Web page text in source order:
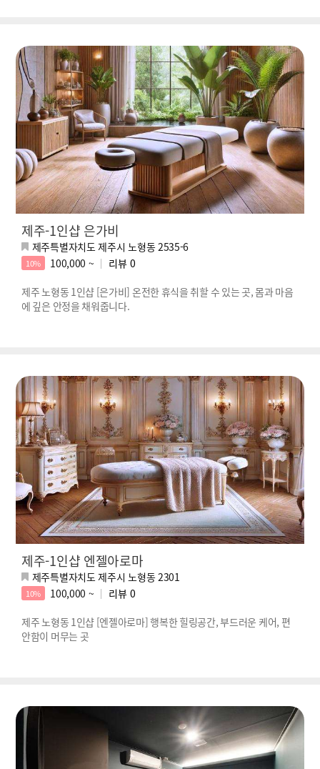
제주-1인샵 은가비
제주특별자치도 제주시 노형동 2535-6
10% 100,000 ~ 리뷰 0
제주 노형동 1인샵 [은가비] 온전한 휴식을 취할 수 있는 곳, 몸과 마음
에 깊은 안정을 채워줍니다.
제주-1인샵 엔젤아로마
제주특별자치도 제주시 노형동 2301
10% 100,000 ~ 리뷰 0
제주 노형동 1인샵 [엔젤아로마] 행복한 힐링공간, 부드러운 케어, 편
안함이 머무는 곳